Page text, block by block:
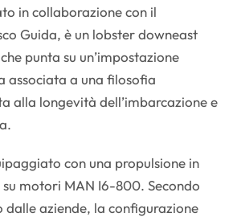
in collaborazione con il
Guida, è un lobster downeast
punta su un’impostazione
associata a una filosofia
alla longevità dell’imbarcazione e
con una propulsione in
su motori MAN I6-800. Secondo
aziende, la configurazione